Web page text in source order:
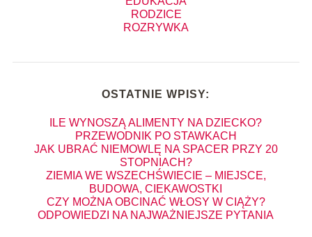
RODZICE
ROZRYWKA
OSTATNIE WPISY:
ILE WYNOSZĄ ALIMENTY NA DZIECKO?
PRZEWODNIK PO STAWKACH
JAK UBRAĆ NIEMOWLĘ NA SPACER PRZY 20
STOPNIACH?
ZIEMIA WE WSZECHŚWIECIE – MIEJSCE,
BUDOWA, CIEKAWOSTKI
CZY MOŻNA OBCINAĆ WŁOSY W CIĄŻY?
ODPOWIEDZI NA NAJWAŻNIEJSZE PYTANIA